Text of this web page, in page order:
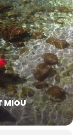
MIOU